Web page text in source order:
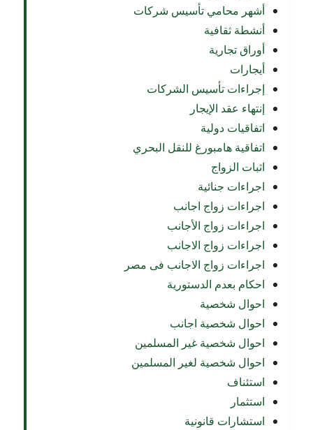
أشهر محامي تأسيس شركات
أنشطة ثقافية
أوراق تجارية
أيجارات
إجراءات تأسيس الشركات
إنتهاء عقد الإيجار
اتفاقيات دولية
اتفاقية هامبورغ للنقل البحري
اثبات الزواج
اجراءات جنائية
اجراءات زواج اجانب
اجراءات زواج الأجانب
اجراءات زواج الاجانب
اجراءات زواج الاجانب فى مصر
احكام بعدم الدستورية
احوال شخصية
احوال شخصية اجانب
احوال شخصية غير المسلمين
احوال شخصية لغير المسلمين
استئناف
استثمار
استشارات قانونية